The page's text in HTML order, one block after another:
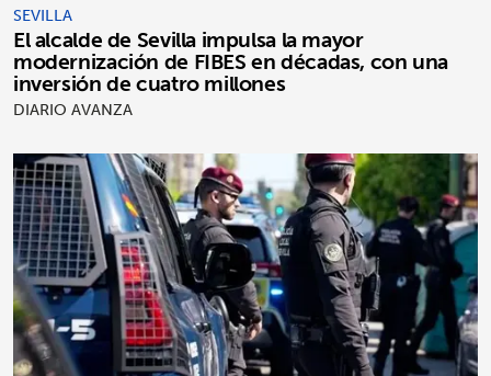
SEVILLA
El alcalde de Sevilla impulsa la mayor
modernización de FIBES en décadas, con una
inversión de cuatro millones
DIARIO AVANZA